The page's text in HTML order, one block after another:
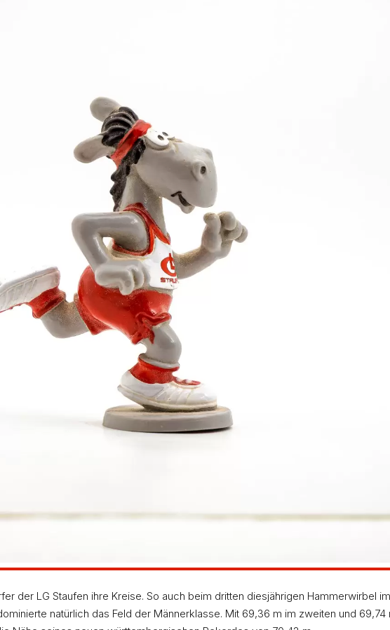
der LG Staufen ihre Kreise. So auch beim dritten diesjährigen Hammerwirbel
natürlich das Feld der Männerklasse. Mit 69,36 m im zweiten und 69,74
Wettbewerb seine persönliche Bestmarke von 50,50 m.
gemessen. Knapper Kommentar von Trainer Fred Eberle: